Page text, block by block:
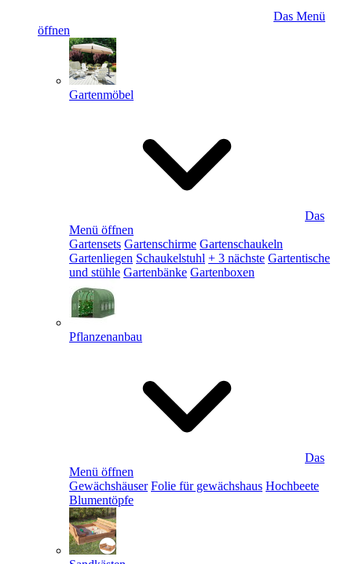
Das Menü
öffnen
Gartenmöbel
Das
Menü öffnen
Gartensets Gartenschirme Gartenschaukeln
Gartenliegen Schaukelstuhl + 3 nächste Gartentische
und stühle Gartenbänke Gartenboxen
Pflanzenanbau
Das
Menü öffnen
Gewächshäuser Folie für gewächshaus Hochbeete
Blumentöpfe